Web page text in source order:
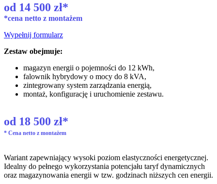
od 14 500 zł*
*cena netto z montażem
Wypełnij formularz
Zestaw obejmuje:
magazyn energii o pojemności do 12 kWh,
falownik hybrydowy o mocy do 8 kVA,
zintegrowany system zarządzania energią,
montaż, konfigurację i uruchomienie zestawu.
od 18 500 zł*
* Cena netto z montażem
Wariant zapewniający wysoki poziom elastyczności energetycznej.
Idealny do pełnego wykorzystania potencjału taryf dynamicznych
oraz magazynowania energii w tzw. godzinach niższych cen energii.